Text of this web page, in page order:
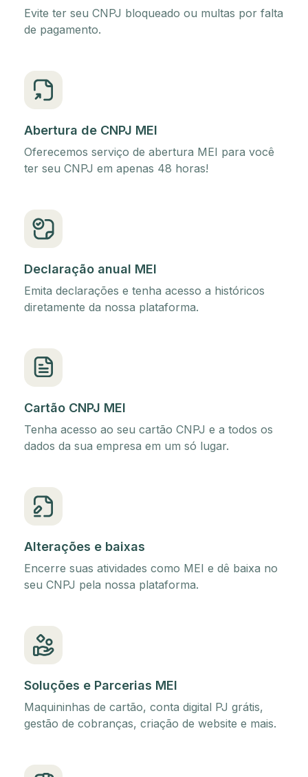
Evite ter seu CNPJ bloqueado ou multas por falta
de pagamento.
Abertura de CNPJ MEI
Oferecemos serviço de abertura MEI para você
ter seu CNPJ em apenas 48 horas!
Declaração anual MEI
Emita declarações e tenha acesso a históricos
diretamente da nossa plataforma.
Cartão CNPJ MEI
Tenha acesso ao seu cartão CNPJ e a todos os
dados da sua empresa em um só lugar.
Alterações e baixas
Encerre suas atividades como MEI e dê baixa no
seu CNPJ pela nossa plataforma.
Soluções e Parcerias MEI
Maquininhas de cartão, conta digital PJ grátis,
gestão de cobranças, criação de website e mais.